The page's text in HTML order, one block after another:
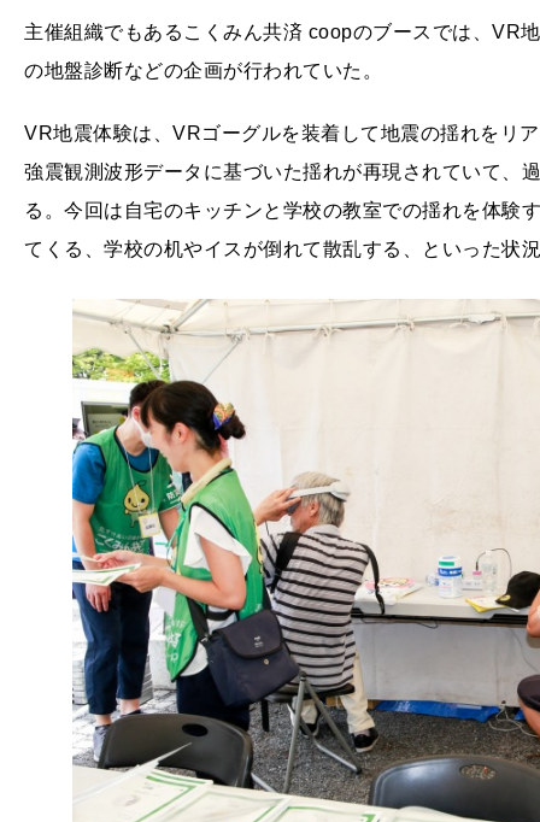
主催組織でもあるこくみん共済 coopのブースでは、VR
の地盤診断などの企画が行われていた。
VR地震体験は、VRゴーグルを装着して地震の揺れをリ
強震観測波形データに基づいた揺れが再現されていて、
る。今回は自宅のキッチンと学校の教室での揺れを体験
てくる、学校の机やイスが倒れて散乱する、といった状